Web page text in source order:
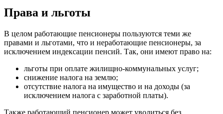
Права и льготы
В целом работающие пенсионеры пользуются теми же
правами и льготами, что и неработающие пенсионеры, за
исключением индексации пенсий. Так, они имеют право на:
льготы при оплате жилищно-коммунальных услуг;
снижение налога на землю;
отсутствие налога на имущество и на доходы (за
исключением налога с заработной платы).
Также работающий пенсионер может уволиться без